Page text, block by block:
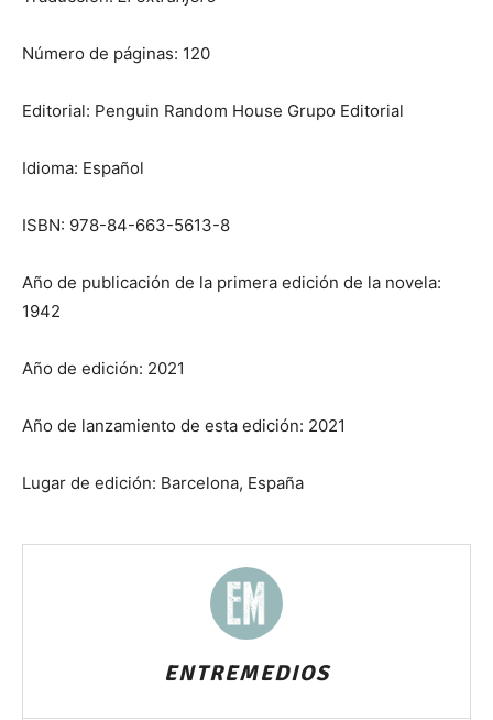
Número de páginas: 120
Editorial: Penguin Random House Grupo Editorial
Idioma: Español
ISBN: 978-84-663-5613-8
Año de publicación de la primera edición de la novela:
1942
Año de edición: 2021
Año de lanzamiento de esta edición: 2021
Lugar de edición: Barcelona, España
ENTREMEDIOS